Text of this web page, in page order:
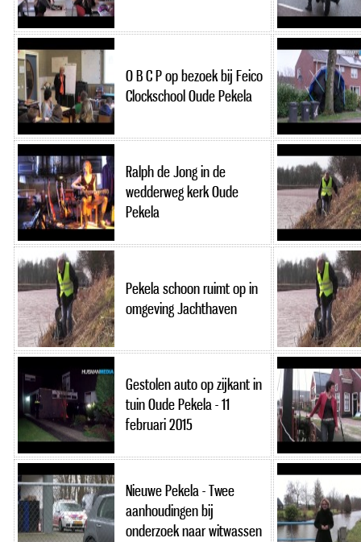
O B C P op bezoek bij Feico
Clockschool Oude Pekela
Ralph de Jong in de
wedderweg kerk Oude
Pekela
Pekela schoon ruimt op in
omgeving Jachthaven
Gestolen auto op zijkant in
tuin Oude Pekela - 11
februari 2015
Nieuwe Pekela - Twee
aanhoudingen bij
onderzoek naar witwassen